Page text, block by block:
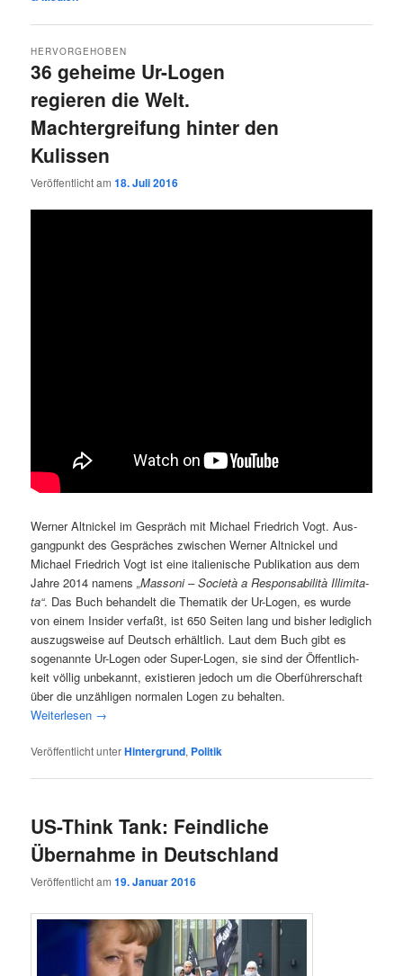
36 geheime Ur-Logen
regieren die Welt.
Machtergreifung hinter den
Kulissen
HERVORGEHOBEN
Veröffentlicht am18. Juli 2016
Wer­ner Alt­ni­ckel im Gespräch mit Micha­el Fried­rich Vogt. Aus­
gang­punkt des Gesprä­ches zwi­schen Wer­ner Alt­ni­ckel und
Micha­el Fried­rich Vogt ist eine ita­lie­ni­sche Publi­ka­ti­on aus dem
Jah­re 2014 namens„Masso­ni – Socie­tà a Responsa­bi­li­tà Illi­mi­ta­
ta“. Das Buch behan­delt die The­ma­tik der Ur-Logen, es wur­de
von einem Insi­der ver­faßt, ist 650 Sei­ten lang und bis­her ledig­lich
aus­zugs­wei­se auf Deutsch erhält­lich. Laut dem Buch gibt es
soge­nann­te Ur-Logen oder Super-Logen, sie sind der Öffent­lich­
keit völ­lig unbe­kannt, exis­tie­ren jedoch um die Ober­füh­rer­schaft
über die unzäh­li­gen nor­ma­len Logen zu behalten.
Wei­ter­le­sen →
Veröffentlicht unterHintergrund, Politik
US-Think Tank: Feindliche
Übernahme in Deutschland
Veröffentlicht am19. Januar 2016